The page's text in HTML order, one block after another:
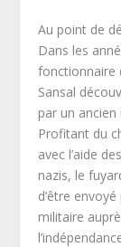
Au point de
Dans les
fonctionnaire
Sansal
par un
Profitant du
avec l’aide
nazis, le
d’être
militaire